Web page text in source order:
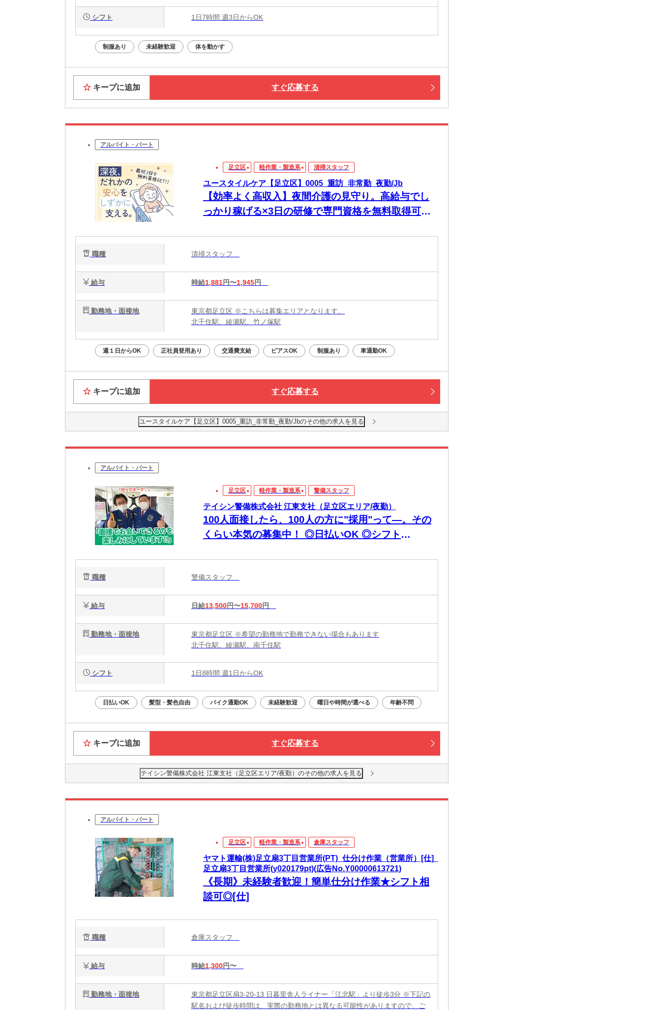
シフト 1日7時間 週3日からOK
制服あり 未経験歓迎 体を動かす
キープに追加 すぐ応募する
アルバイト・パート
足立区 軽作業・製造系 清掃スタッフ
ユースタイルケア【足立区】0005_重訪_非常勤_夜勤/Jb
【効率よく高収入】夜間介護の見守り。高給与でし
っかり稼げる×3日の研修で専門資格を無料取得可
職種 清掃スタッフ
給与 時給1,881円〜1,945円
勤務地・面接地
東京都足立区 ※こちらは募集エリアとなります。
北千住駅、綾瀬駅、竹ノ塚駅
週１日からOK 正社員登用あり 交通費支給 ピアスOK 制服あり 車通勤OK
キープに追加 すぐ応募する
ユースタイルケア【足立区】0005_重訪_非常勤_夜勤/Jbのその他の求人を見る
アルバイト・パート
足立区 軽作業・製造系 警備スタッフ
テイシン警備株式会社 江東支社（足立区エリア/夜勤）
100人面接したら、100人の方に"採用"って―。その
くらい本気の募集中！ ◎日払いOK ◎シフト
職種 警備スタッフ
給与 日給13,500円〜15,700円
勤務地・面接地
東京都足立区 ※希望の勤務地で勤務できない場合もあります
北千住駅、綾瀬駅、南千住駅
シフト 1日8時間 週1日からOK
日払いOK 髪型・髪色自由 バイク通勤OK 未経験歓迎 曜日や時間が選べる 年齢不問
キープに追加 すぐ応募する
テイシン警備株式会社 江東支社（足立区エリア/夜勤）のその他の求人を見る
アルバイト・パート
足立区 軽作業・製造系 倉庫スタッフ
ヤマト運輸(株)足立扇3丁目営業所(PT)_仕分け作業（営業所）[仕]_
足立扇3丁目営業所(y020179pt)(広告No.Y00000613721)
《長期》未経験者歓迎！簡単仕分け作業★シフト相
談可◎[仕]
職種 倉庫スタッフ
給与 時給1,300円〜
勤務地・面接地
東京都足立区扇3-20-13 日暮里舎人ライナー「江北駅」より徒歩3分 ※下記の
駅名および徒歩時間は、実際の勤務地とは異なる可能性がありますので、ご